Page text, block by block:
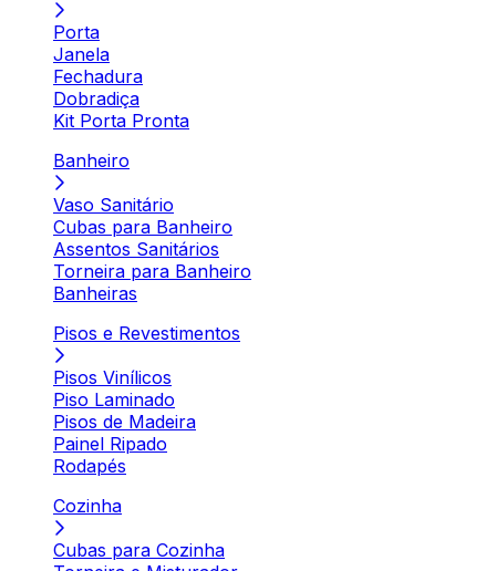
Porta
Janela
Fechadura
Dobradiça
Kit Porta Pronta
Banheiro
Vaso Sanitário
Cubas para Banheiro
Assentos Sanitários
Torneira para Banheiro
Banheiras
Pisos e Revestimentos
Pisos Vinílicos
Piso Laminado
Pisos de Madeira
Painel Ripado
Rodapés
Cozinha
Cubas para Cozinha